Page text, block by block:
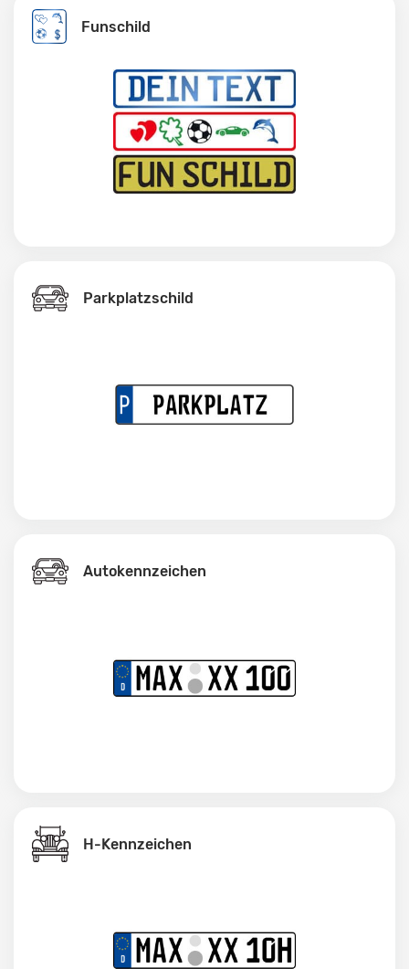
Funschild
Parkplatzschild
Autokennzeichen
H-Kennzeichen